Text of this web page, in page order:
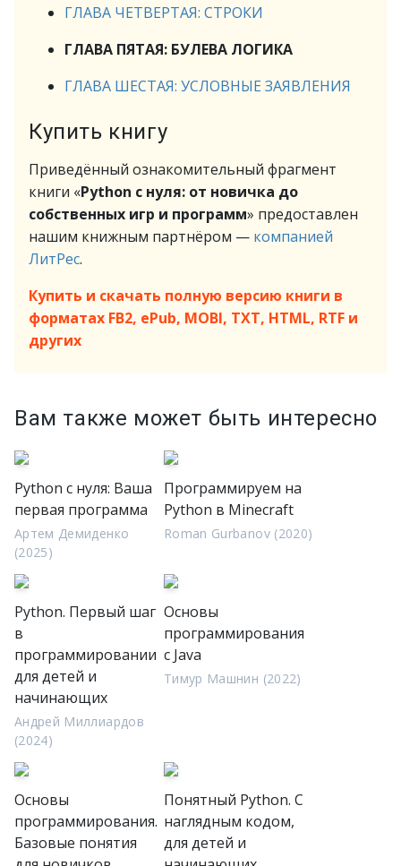
ГЛАВА ЧЕТВЕРТАЯ: СТРОКИ
ГЛАВА ПЯТАЯ: БУЛЕВА ЛОГИКА
ГЛАВА ШЕСТАЯ: УСЛОВНЫЕ ЗАЯВЛЕНИЯ
Купить книгу
Приведённый ознакомительный фрагмент
книги «Python с нуля: от новичка до
собственных игр и программ» предоставлен
нашим книжным партнёром — компанией
ЛитРес.
Купить и скачать полную версию книги в
форматах FB2, ePub, MOBI, TXT, HTML, RTF и
других
Вам также может быть интересно
Python с нуля: Ваша
первая программа
Артем Демиденко
(2025)
Программируем на
Python в Minecraft
Roman Gurbanov (2020)
Python. Первый шаг
в
программировании
для детей и
начинающих
Андрей Миллиардов
(2024)
Основы
программирования
с Java
Тимур Машнин (2022)
Основы
программирования.
Базовые понятия
Понятный Python. С
наглядным кодом,
для детей и